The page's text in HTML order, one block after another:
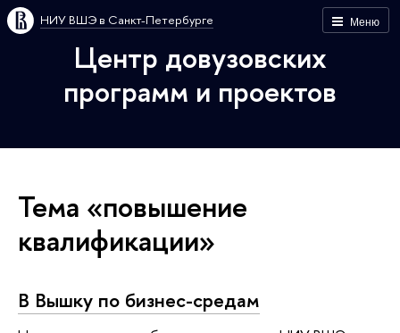
Меню
НИУ ВШЭ в Санкт-Петербурге
Центр довузовских
программ и проектов
Тема «повышение
квалификации»
В Вышку по бизнес-средам